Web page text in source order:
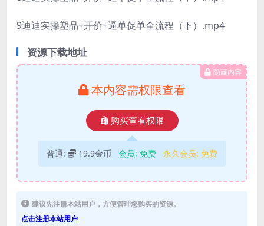
9迪迪实操塑品+开价+逼单促单全流程（下）.mp4
资源下载地址
隐藏内容
本内容需权限查看
购买查看权限
普通: 19.9金币 会员: 免费 永久会员: 免费
建议先注册本站用户，方便管理您购买的资源。
点击注册本站用户